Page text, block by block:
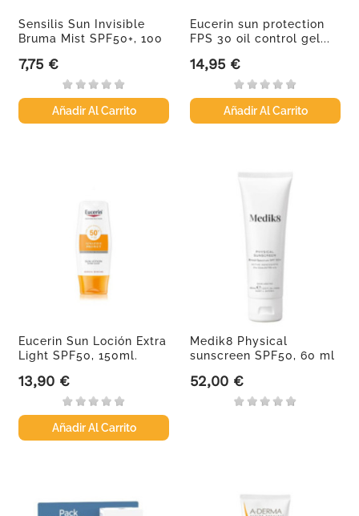
Sensilis Sun Invisible
Bruma Mist SPF50+, 100
Precio
7,75 €
Añadir Al Carrito
Eucerin sun protection
FPS 30 oil control gel...
Precio
14,95 €
Añadir Al Carrito
Eucerin Sun Loción Extra
Light SPF50, 150ml.
Precio
13,90 €
Añadir Al Carrito
Medik8 Physical
sunscreen SPF50, 60 ml
Precio
52,00 €